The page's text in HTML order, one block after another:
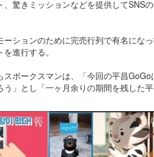
、驚きミッションなどを提供してSNS
ーションのために完売行列で有名にな
進行する。
スポークスマンは、「今回の平昌
う」とし「一ヶ月余りの期間を残した